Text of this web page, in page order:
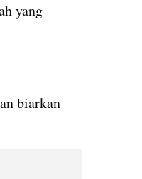
yang
biarkan